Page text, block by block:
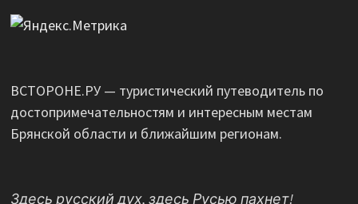
ВСТОРОНЕ.РУ — туристический путеводитель по
достопримечательностям и интересным местам
Брянской области и ближайшим регионам.
Здесь русский дух, здесь Русью пахнет!